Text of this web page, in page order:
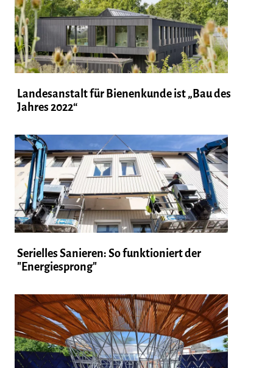
Landesanstalt für Bienenkunde ist „Bau des
Jahres 2022“
Serielles Sanieren: So funktioniert der
"Energiesprong"